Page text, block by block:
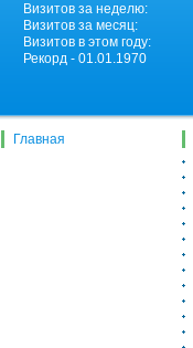
Визитов за неделю:
Визитов за месяц:
Визитов в этом году:
Рекорд - 01.01.1970
Главная